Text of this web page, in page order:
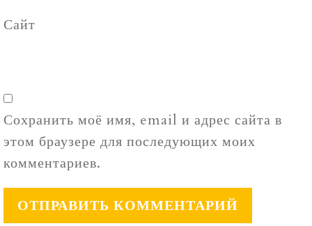
Сайт
Сохранить моё имя, email и адрес сайта в
этом браузере для последующих моих
комментариев.